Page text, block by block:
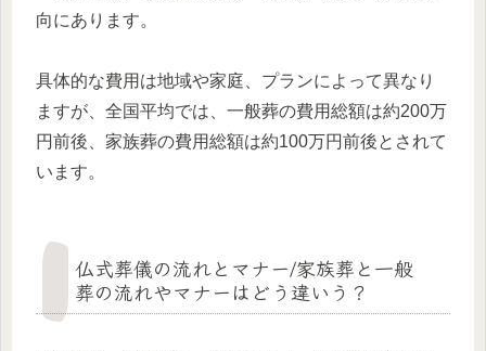
向にあります。
具体的な費用は地域や家庭、プランによって異なり
ますが、全国平均では、一般葬の費用総額は約200万
円前後、家族葬の費用総額は約100万円前後とされて
います。
仏式葬儀の流れとマナー/家族葬と一般
葬の流れやマナーはどう違いう？